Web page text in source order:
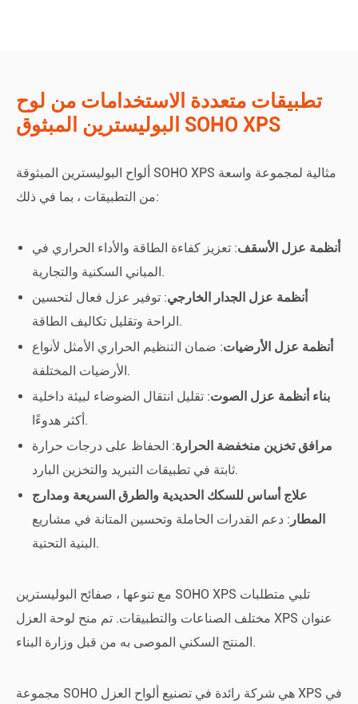
تطبيقات متعددة الاستخدامات من لوح
البوليسترين المبثوق SOHO XPS
ألواح البوليسترين المبثوقة SOHO XPS مثالية لمجموعة واسعة
من التطبيقات ، بما في ذلك:
أنظمة عزل الأسقف: تعزيز كفاءة الطاقة والأداء الحراري في
المباني السكنية والتجارية.
أنظمة عزل الجدار الخارجي: توفير عزل فعال لتحسين
الراحة وتقليل تكاليف الطاقة.
أنظمة عزل الأرضيات: ضمان التنظيم الحراري الأمثل لأنواع
الأرضيات المختلفة.
بناء أنظمة عزل الصوت: تقليل انتقال الضوضاء لبيئة داخلية
أكثر هدوءًا.
مرافق تخزين منخفضة الحرارة: الحفاظ على درجات حرارة
ثابتة في تطبيقات التبريد والتخزين البارد.
علاج أساس للسكك الحديدية والطرق السريعة ومدارج
المطار : دعم القدرات الحاملة وتحسين المتانة في مشاريع
البنية التحتية.
مع تنوعها ، صفائح البوليسترين SOHO XPS تلبي متطلبات
مختلف الصناعات والتطبيقات. تم منح لوحة العزل XPS عنوان
المنتج السكني الموصى به من قبل وزارة البناء.
مجموعة SOHO هي شركة رائدة في تصنيع ألواح العزل XPS في